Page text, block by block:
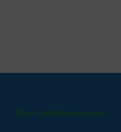
Over LabMakelaar.com